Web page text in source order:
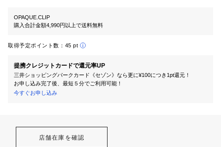
OPAQUE.CLIP
購入合計金額4,990円以上で送料無料
取得予定ポイント数： 45 pt
提携クレジットカードで還元率UP
三井ショッピングパークカード《セゾン》なら更に¥100につき1pt還元！
お申し込み完了後、最短５分でご利用可能！
今すぐお申し込み
店舗在庫を確認